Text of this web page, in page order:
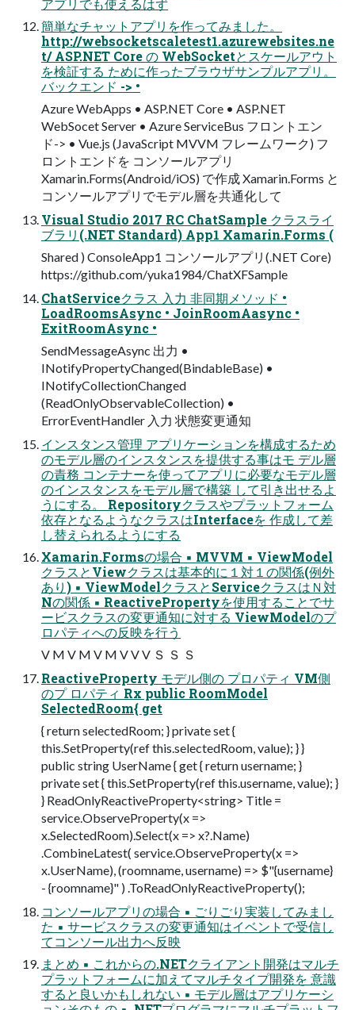
アプリでも使えるはず
簡単なチャットアプリを作ってみました。
http://websocketscaletest1.azurewebsites.ne
t/ ASP.NET Core の WebSocketとスケールアウト
を検証する ために作ったブラウザサンプルアプリ。
バックエンド -> •
Azure WebApps • ASP.NET Core • ASP.NET
WebSocet Server • Azure ServiceBus フロントエン
ド-> • Vue.js (JavaScript MVVM フレームワーク) フ
ロントエンドを コンソールアプリ
Xamarin.Forms(Android/iOS) で作成 Xamarin.Forms と
コンソールアプリでモデル層を共通化して
Visual Studio 2017 RC ChatSample クラスライ
ブラリ(.NET Standard) App1 Xamarin.Forms (
Shared ) ConsoleApp1 コンソールアプリ(.NET Core)
https://github.com/yuka1984/ChatXFSample
ChatServiceクラス 入力 非同期メソッド •
LoadRoomsAsync • JoinRoomAasync •
ExitRoomAsync •
SendMessageAsync 出力 •
INotifyPropertyChanged(BindableBase) •
INotifyCollectionChanged
(ReadOnlyObservableCollection) •
ErrorEventHandler 入力 状態変更通知
インスタンス管理 アプリケーションを構成するため
のモデル層のインスタンスを提供する事はモ デル層
の責務 コンテナーを使ってアプリに必要なモデル層
のインスタンスをモデル層で構築 して引き出せるよ
うにする。 Repositoryクラスやプラットフォーム
依存となるようなクラスはInterfaceを 作成して差
し替えられるようにする
Xamarin.Formsの場合 ▪ MVVM ▪ ViewModel
クラスとViewクラスは基本的に１対１の関係(例外
あり) ▪ ViewModelクラスとServiceクラスはＮ対
Nの関係 ▪ ReactivePropertyを使用することでサ
ービスクラスの変更通知に対する ViewModelのプ
ロパティへの反映を行う
V M V M V M V V V Ｓ Ｓ Ｓ
ReactiveProperty モデル側の プロパティ VM側
のプ ロパティ Rx public RoomModel
SelectedRoom{ get
{ return selectedRoom; } private set {
this.SetProperty(ref this.selectedRoom, value); } }
public string UserName { get { return username; }
private set { this.SetProperty(ref this.username, value); }
} ReadOnlyReactiveProperty<string> Title =
service.ObserveProperty(x =>
x.SelectedRoom).Select(x => x?.Name)
.CombineLatest( service.ObserveProperty(x =>
x.UserName), (roomname, username) => $"{username}
- {roomname}" ) .ToReadOnlyReactiveProperty();
コンソールアプリの場合 ▪ ごりごり実装してみまし
た ▪ サービスクラスの変更通知はイベントで受信し
てコンソール出力へ反映
まとめ ▪ これからの.NETクライアント開発はマルチ
プラットフォームに加えてマルチタイプ開発を 意識
すると良いかもしれない ▪ モデル層はアプリケーシ